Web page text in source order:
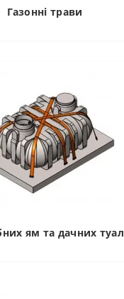
Газонні трави
ям та дачних